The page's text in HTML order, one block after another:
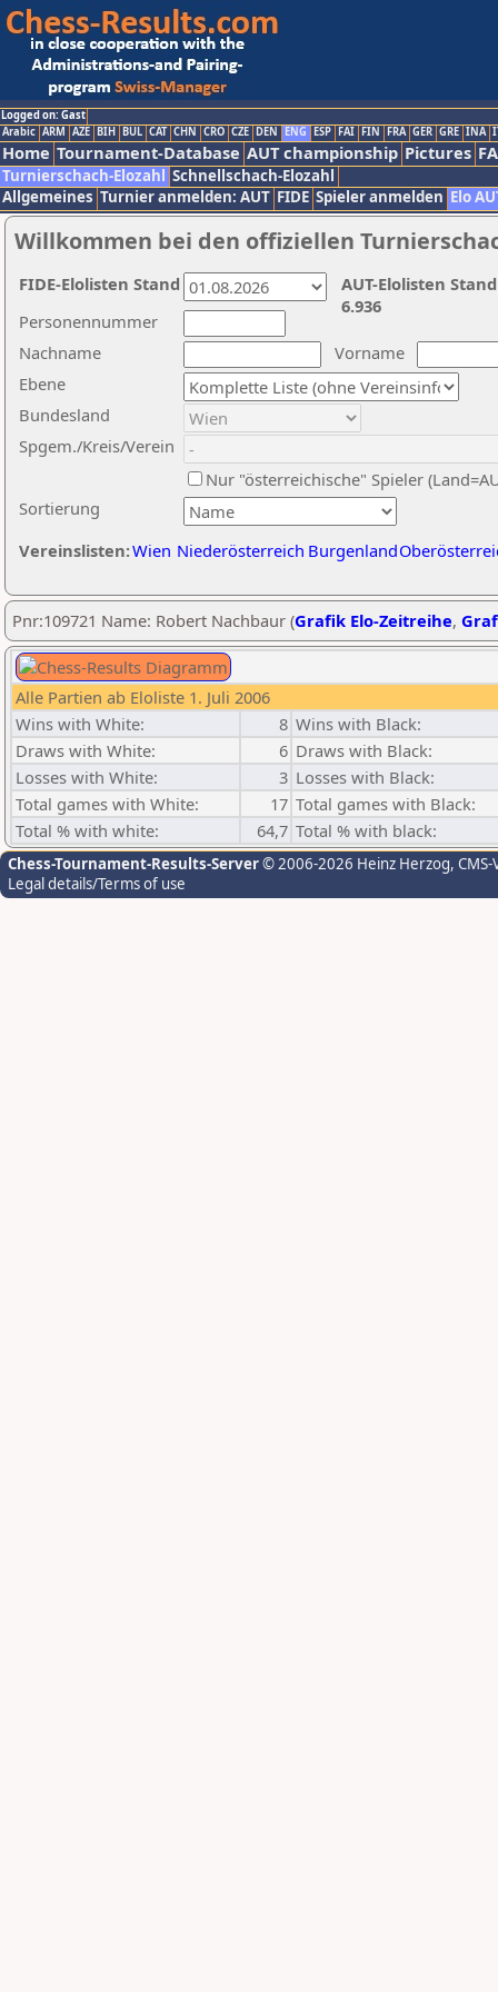
Logged on: Gast
Arabic ARM AZE BIH BUL CAT CHN CRO CZE DEN ENG ESP FAI FIN FRA GER GRE INA
Home Tournament-Database AUT championship Pictures
Turnierschach-Elozahl Schnellschach-Elozahl
Allgemeines Turnier anmelden: AUT FIDE Spieler anmelden Elo
Willkommen bei den offiziellen
Nachname
Vorname
Ebene
Sortierung
Personennummer
Bundesland
Spgem./Kreis/Verein
Nur "österreichische" Spieler
Vereinslisten:Wien Niederösterreich Burgenland
AUT-Elolisten
6.936
FIDE-Elolisten Stand
Pnr:109721 Name: Robert Nachbaur (Grafik Elo-Zeitreihe,
Alle Partien ab Eloliste 1. Juli 2006
Wins with White:
8 Wins with Black:
Draws with White:
6 Draws with Black:
Losses with White:
3 Losses with Black:
Total games with White:
17 Total games with Black:
Total % with white:
64,7 Total % with black:
Chess-Tournament-Results-Server© 2006-2026 Heinz Herzog,
Legal details/Terms of use